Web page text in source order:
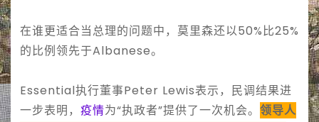
在谁更适合当总理的问题中，莫里森还以50%比25%
的比例领先于Albanese。
Essential执行董事Peter Lewis表示，民调结果进
一步表明， 疫情为“执政者”提供了一次机会。 领导人